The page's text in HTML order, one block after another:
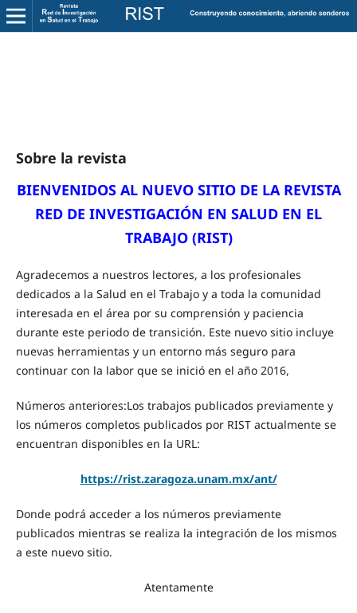
Sobre la revista
BIENVENIDOS AL NUEVO SITIO DE LA REVISTA
RED DE INVESTIGACIÓN EN SALUD EN EL
TRABAJO (RIST)
Agradecemos a nuestros lectores, a los profesionales
dedicados a la Salud en el Trabajo y a toda la comunidad
interesada en el área por su comprensión y paciencia
durante este periodo de transición. Este nuevo sitio incluye
nuevas herramientas y un entorno más seguro para
continuar con la labor que se inició en el año 2016,
Números anteriores:Los trabajos publicados previamente y
los números completos publicados por RIST actualmente se
encuentran disponibles en la URL:
https://rist.zaragoza.unam.mx/ant/
Donde podrá acceder a los números previamente
publicados mientras se realiza la integración de los mismos
a este nuevo sitio.
Atentamente